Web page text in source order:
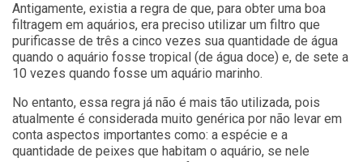
Antigamente, existia a regra de que, para obter uma boa
filtragem em aquários, era preciso utilizar um filtro que
purificasse de três a cinco vezes sua quantidade de água
quando o aquário fosse tropical (de água doce) e, de sete a
10 vezes quando fosse um aquário marinho.
No entanto, essa regra já não é mais tão utilizada, pois
atualmente é considerada muito genérica por não levar em
conta aspectos importantes como: a espécie e a
quantidade de peixes que habitam o aquário, se nele